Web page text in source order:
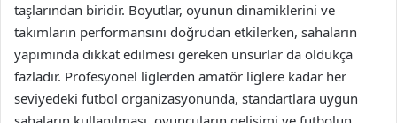
taşlarından biridir. Boyutlar, oyunun dinamiklerini ve
takımların performansını doğrudan etkilerken, sahaların
yapımında dikkat edilmesi gereken unsurlar da oldukça
fazladır. Profesyonel liglerden amatör liglere kadar her
seviyedeki futbol organizasyonunda, standartlara uygun